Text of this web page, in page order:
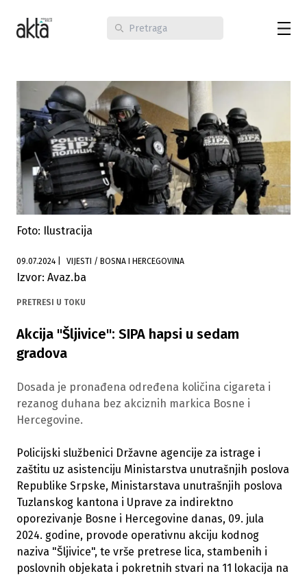
Foto: Ilustracija
09.07.2024 VIJESTI / BOSNA I HERCEGOVINA
Izvor: Avaz.ba
PRETRESI U TOKU
Akcija "Šljivice": SIPA hapsi u sedam
gradova
Dosada je pronađena određena količina cigareta i
rezanog duhana bez akciznih markica Bosne i
Hercegovine.
Policijski službenici Državne agencije za istrage i
zaštitu uz asistenciju Ministarstva unutrašnjih poslova
Republike Srpske, Ministarstava unutrašnjih poslova
Tuzlanskog kantona i Uprave za indirektno
oporezivanje Bosne i Hercegovine danas, 09. jula
2024. godine, provode operativnu akciju kodnog
naziva "Šljivice", te vrše pretrese lica, stambenih i
poslovnih objekata i pokretnih stvari na 11 lokacija na